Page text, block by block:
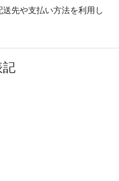
先や支払い方法を利用し
記